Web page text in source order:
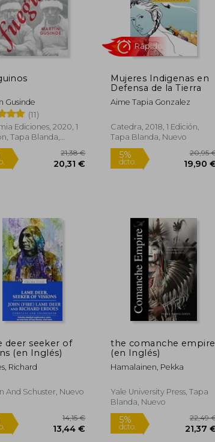
5%
dcto.
22,39 €
21,27 €
5%
dcto.
Gusinde
(11)
Ediciones, 2020, 1
Tapa Blanda,
dcto. 20,31 €
Mujeres Indigenas en
Defensa de la Tierra
Aime Tapia Gonzalez
Catedra, 2018, 1 Edición,
Tapa Blanda, Nuevo
dcto.
deer seeker of
(en Inglés)
Richard
And Schuster, Nuevo
the comanche empire
(en Inglés)
Hamalainen, Pekka
Yale University Press, Tapa
Blanda, Nuevo